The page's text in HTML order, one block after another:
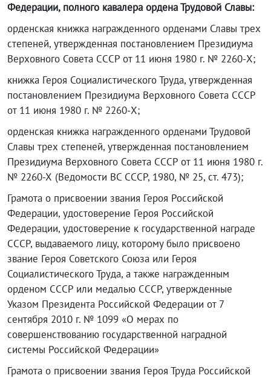
Федерации, полного кавалера ордена Трудовой Славы:
орденская книжка награжденного орденами Славы трех
степеней, утвержденная постановлением Президиума
Верховного Совета СССР от 11 июня 1980 г. № 2260-X;
книжка Героя Социалистического Труда, утвержденная
постановлением Президиума Верховного Совета СССР
от 11 июня 1980 г. № 2260-X;
орденская книжка награжденного орденами Трудовой
Славы трех степеней, утвержденная постановлением
Президиума Верховного Совета СССР от 11 июня 1980 г.
№ 2260-Х (Ведомости ВС СССР, 1980, № 25, ст. 473);
Грамота о присвоении звания Героя Российской
Федерации, удостоверение Героя Российской
Федерации, удостоверение к государственной награде
СССР, выдаваемого лицу, которому было присвоено
звание Героя Советского Союза или Героя
Социалистического Труда, а также награжденным
орденом СССР или медалью СССР, утвержденные
Указом Президента Российской Федерации от 7
сентября 2010 г. № 1099 «О мерах по
совершенствованию государственной наградной
системы Российской Федерации»
Грамота о присвоении звания Героя Труда Российской